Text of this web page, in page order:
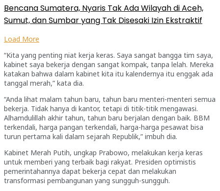
Bencana Sumatera, Nyaris Tak Ada Wilayah di Aceh,
Sumut, dan Sumbar yang Tak Disesaki Izin Ekstraktif
Load More
“Kita yang penting niat kerja keras. Saya sangat bangga tim saya,
kabinet saya bekerja dengan sangat kompak, tanpa lelah. Mereka
katakan bahwa dalam kabinet kita itu kalendernya itu enggak ada
tanggal merah,” kata dia.
“Anda lihat malam tahun baru, tahun baru menteri-menteri semua
bekerja. Tidak hanya di kantor, tetapi di titik-titik mengawasi.
Alhamdulillah akhir tahun, tahun baru berjalan dengan baik. BBM
terkendali, harga pangan terkendali, harga-harga pesawat bisa
turun pertama kali dalam sejarah Republik,” imbuh dia.
Kabinet Merah Putih, ungkap Prabowo, melakukan kerja keras
untuk memberi yang terbaik bagi rakyat. Presiden optimistis
pemerintahannya dapat bekerja cepat dan melakukan
transformasi pembangunan yang sungguh-sungguh.